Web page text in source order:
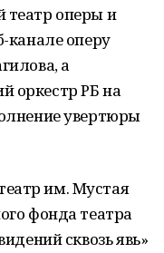
театр оперы и
канале оперу
а
оркестр РБ на
увертюры
им. Мустая
фонда театра
сквозь явь»